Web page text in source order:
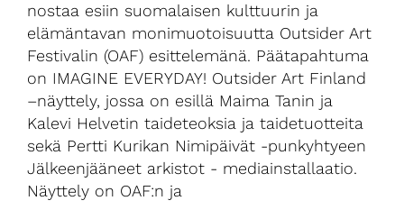
nostaa esiin suomalaisen kulttuurin ja
elämäntavan monimuotoisuutta Outsider Art
Festivalin (OAF) esittelemänä. Päätapahtuma
on IMAGINE EVERYDAY! Outsider Art Finland
–näyttely, jossa on esillä Maima Tanin ja
Kalevi Helvetin taideteoksia ja taidetuotteita
sekä Pertti Kurikan Nimipäivät -punkyhtyeen
Jälkeenjääneet arkistot - mediainstallaatio.
Näyttely on OAF:n ja